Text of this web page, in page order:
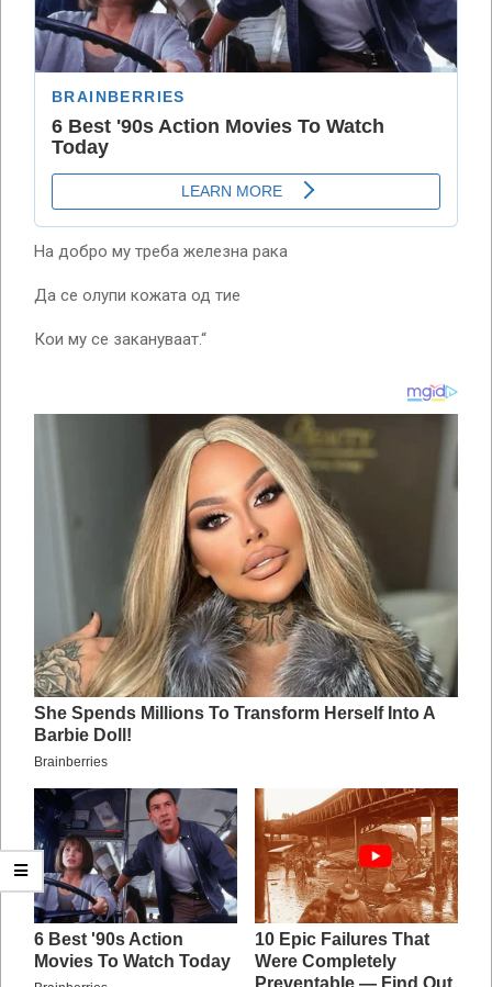
На добро му треба железна рака
Да се ​​олупи кожата од тие
Кои му се закануваат.“